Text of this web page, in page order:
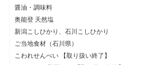
醤油・調味料
奥能登 天然塩
新潟こしひかり、石川こしひかり
ご当地食材（石川県）
こわれせんべい 【取り扱い終了】